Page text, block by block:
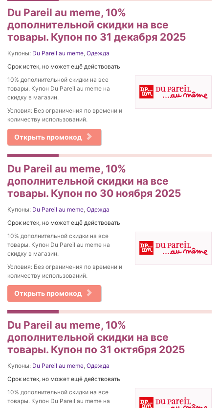
Du Pareil au meme, 10%
дополнительной скидки на все
товары. Купон по 31 декабря 2025
Купоны: Du Pareil au meme, Одежда
Срок истек, но может ещё действовать
10% дополнительной скидки на все
товары. Купон Du Pareil au meme на
скидку в магазин.
Условия: Без ограничения по времени и
количеству использований.
Открыть промокод
Du Pareil au meme, 10%
дополнительной скидки на все
товары. Купон по 30 ноября 2025
Купоны: Du Pareil au meme, Одежда
Срок истек, но может ещё действовать
10% дополнительной скидки на все
товары. Купон Du Pareil au meme на
скидку в магазин.
Условия: Без ограничения по времени и
количеству использований.
Открыть промокод
Du Pareil au meme, 10%
дополнительной скидки на все
товары. Купон по 31 октября 2025
Купоны: Du Pareil au meme, Одежда
Срок истек, но может ещё действовать
10% дополнительной скидки на все
товары. Купон Du Pareil au meme на